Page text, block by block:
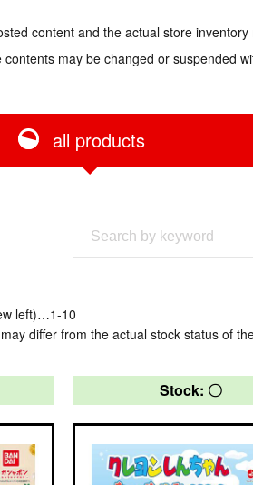
content and the actual store inventory
contents may be changed or suspended
all products
left)…1-10
differ from the actual stock status of
Stock: 〇